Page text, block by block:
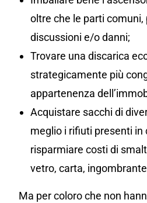
oltre che le parti
discussioni e/o danni;
Trovare una discarica
strategicamente più
appartenenza
Acquistare sacchi di
meglio i rifiuti presenti in
risparmiare costi di
vetro, carta,
Ma per coloro che non